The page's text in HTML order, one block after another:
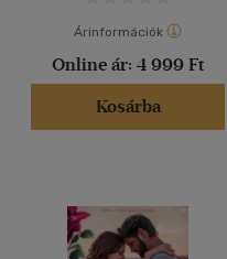
Árinformációk
Online ár: 4 999 Ft
Kosárba